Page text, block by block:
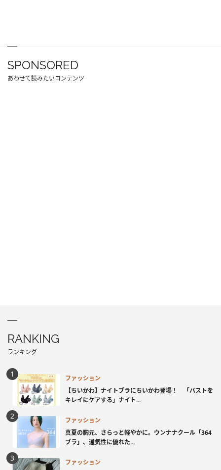
SPONSORED
あわせて読みたいコンテンツ
RANKING
ランキング
ファッション
【ちいかわ】ナイトブラにちいかわ登場！ 「バストを
キレイにケアする」ナイト...
ファッション
真夏の胸元、さらっと軽やかに。ウンナナクール「364
ブラ」、通気性に優れた...
ファッション